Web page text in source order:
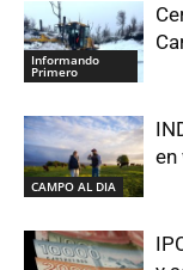
Informando
Primero
CAMPO AL DIA
en